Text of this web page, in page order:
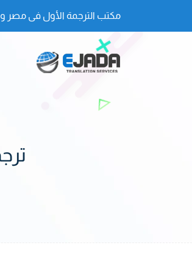
مكتب الترجمة الأول فى مصر